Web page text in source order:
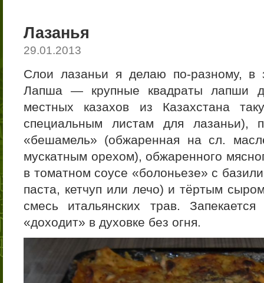
Лазанья
29.01.2013
Слои лазаньи я делаю по-разному, в
Лапша — крупные квадраты лапши
местных казахов из Казахстана
специальным листам для лазаньи),
«бешамель» (обжаренная на сл.
мускатным орехом), обжаренного
в томатном соусе «болоньезе» с
паста, кетчуп или лечо) и тёртым
смесь итальянских трав.
«доходит» в духовке без огня.